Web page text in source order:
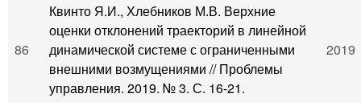
86
Квинто Я.И., Хлебников М.В. Верхние
оценки отклонений траекторий в линейной
динамической системе с ограниченными
внешними возмущениями // Проблемы
управления. 2019. № 3. С. 16-21.
2019